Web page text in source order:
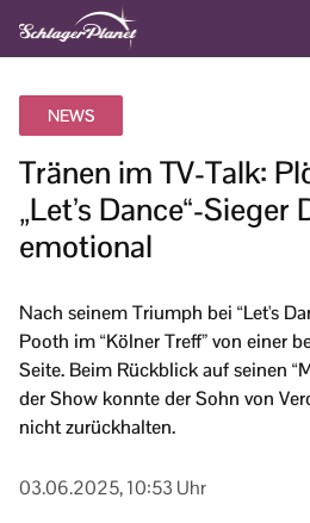
NEWS
Tränen im TV-Talk:
„Let’s Dance“-
emotional
Nach seinem Triumph bei “Let's
Pooth im “Kölner Treff” von einer
Seite. Beim Rückblick auf seinen
der Show konnte der Sohn von
nicht zurückhalten.
03.06.2025, 10:53 Uhr